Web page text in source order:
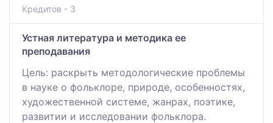
Кредитов - 3
Устная литература и методика ее
преподавания
Цель: раскрыть методологические проблемы
в науке о фольклоре, природе, особенностях,
художественной системе, жанрах, поэтике,
развитии и исследовании фольклора.